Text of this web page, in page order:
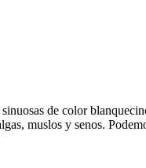
de color
muslos y senos.